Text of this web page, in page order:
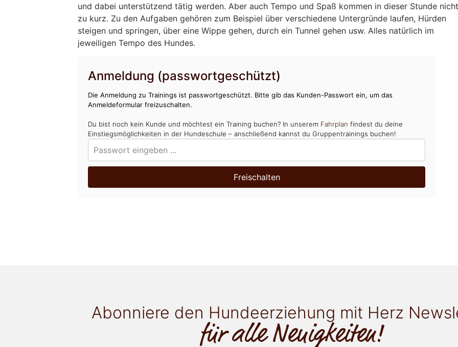
und dabei unterstützend tätig werden. Aber auch Tempo und Spaß kommen in dieser Stunde
zu kurz. Zu den Aufgaben gehören zum Beispiel über verschiedene Untergründe laufen, Hürden
steigen und springen, über eine Wippe gehen, durch ein Tunnel gehen usw. Alles natürlich im
jeweiligen Tempo des Hundes.
Anmeldung (passwortgeschützt)
Die Anmeldung zu Trainings ist passwortgeschützt. Bitte gib das Kunden-Passwort ein, um das
Anmeldeformular freizuschalten.
Du bist noch kein Kunde und möchtest ein Training buchen? In unserem Fahrplan findest du deine
Einstiegsmöglichkeiten in der Hundeschule – anschließend kannst du Gruppentrainings buchen!
Freischalten
Abonniere den Hundeerziehung mit Herz
für alle Neuigkeiten!